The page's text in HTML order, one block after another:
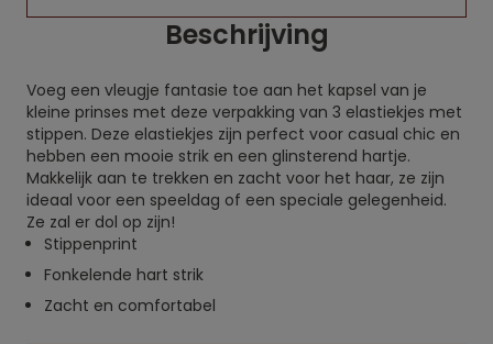
Beschrijving
Voeg een vleugje fantasie toe aan het kapsel van je
kleine prinses met deze verpakking van 3 elastiekjes met
stippen. Deze elastiekjes zijn perfect voor casual chic en
hebben een mooie strik en een glinsterend hartje.
Makkelijk aan te trekken en zacht voor het haar, ze zijn
ideaal voor een speeldag of een speciale gelegenheid.
Ze zal er dol op zijn!
Stippenprint
Fonkelende hart strik
Zacht en comfortabel